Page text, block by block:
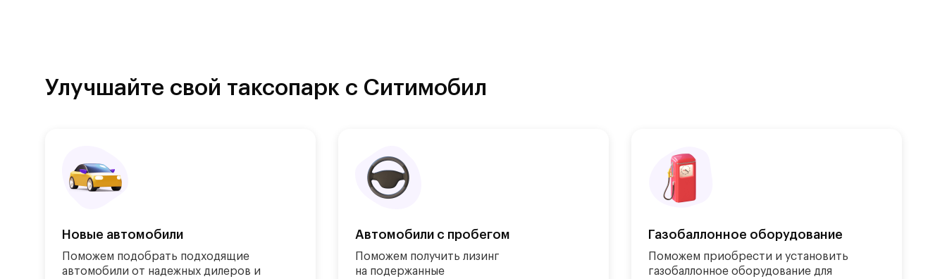
Улучшайте свой таксопарк с Ситимобил
Новые автомобили
Поможем подобрать подходящие
автомобили от надежных дилеров и
Автомобили с пробегом
Поможем получить лизинг
на подержанные
Газобаллонное оборудование
Поможем приобрести и установить
газобаллонное оборудование для